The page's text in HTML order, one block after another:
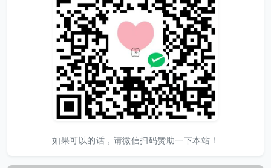
如果可以的话，请微信扫码赞助一下本站！